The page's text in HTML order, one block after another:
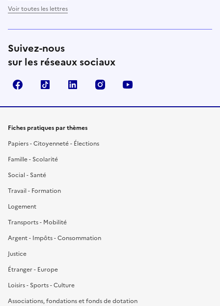
Voir toutes les lettres
Suivez-nous
sur les réseaux sociaux
FacebookTikTok LinkedIn Instagram
Fiches pratiques par thèmes
Papiers - Citoyenneté - Élections
Famille - Scolarité
Social - Santé
Travail - Formation
Logement
Transports - Mobilité
Argent - Impôts - Consommation
Justice
Étranger - Europe
Loisirs - Sports - Culture
Associations, fondations et fonds de dotation